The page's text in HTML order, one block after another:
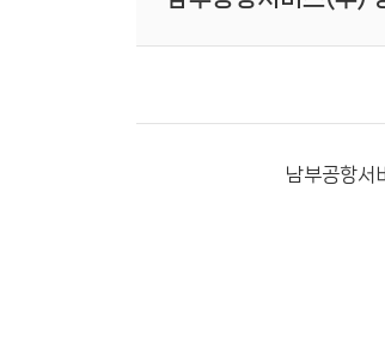
남부공항서